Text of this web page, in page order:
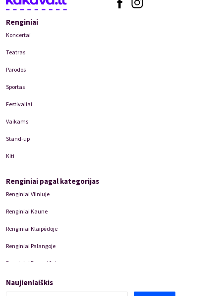
Renginiai
Koncertai
Teatras
Parodos
Sportas
Festivaliai
Vaikams
Stand-up
Kiti
Renginiai pagal kategorijas
Renginiai Vilniuje
Renginiai Kaune
Renginiai Klaipėdoje
Renginiai Palangoje
Renginiai Panevėžyje
Domino Teatro Spektakliai
Naujienlaiškis